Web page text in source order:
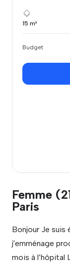
15 m²
Budget
Femme
Paris
Bonjour Je suis
j'emménage
mois à l’hôpital